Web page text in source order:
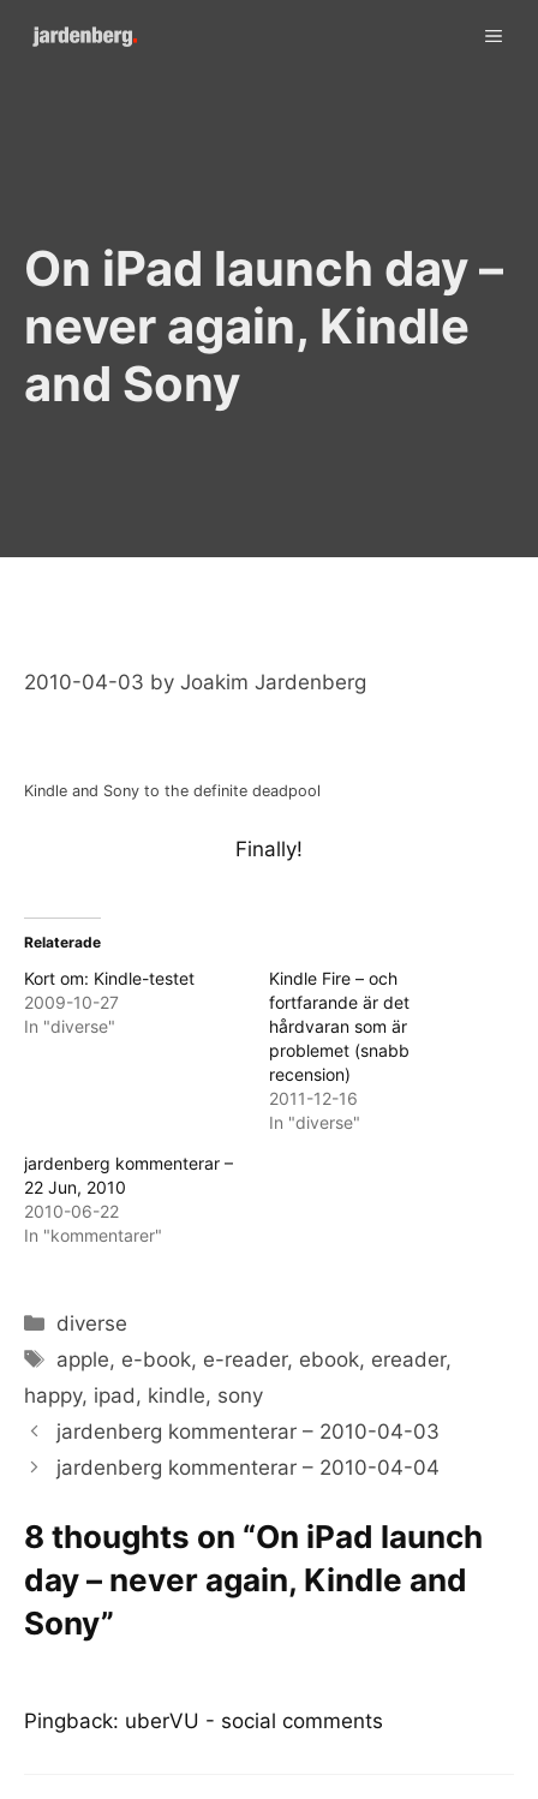
On iPad launch day –
never again, Kindle
and Sony
2010-04-03 by Joakim Jardenberg
Kindle and Sony to the definite deadpool
Finally!
Relaterade
Kort om: Kindle-testet
2009-10-27
In "diverse"
Kindle Fire – och
fortfarande är det
hårdvaran som är
problemet (snabb
recension)
2011-12-16
In "diverse"
jardenberg kommenterar –
22 Jun, 2010
2010-06-22
In "kommentarer"
Categories
diverse
Tags
apple, e-book, e-reader, ebook, ereader,
happy, ipad , kindle, sony
jardenberg kommenterar – 2010-04-03
jardenberg kommenterar – 2010-04-04
8 thoughts on “On iPad launch
day – never again, Kindle and
Sony”
Pingback: uberVU - social comments